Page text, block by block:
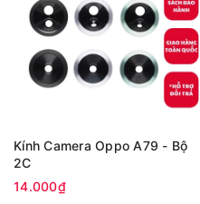
Kính Camera Oppo A79 - Bộ
2C
14.000₫